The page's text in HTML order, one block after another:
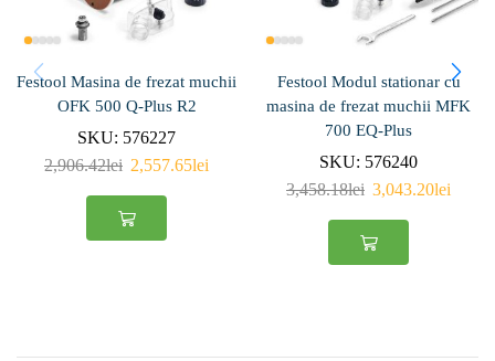
Festool Masina de frezat muchii
OFK 500 Q-Plus R2
SKU: 576227
2,906.42lei 2,557.65lei
Festool Modul stationar cu
masina de frezat muchii MFK
700 EQ-Plus
SKU: 576240
3,458.18lei 3,043.20lei